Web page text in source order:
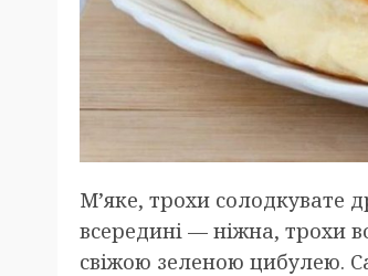
М’яке, трохи солодкувате
всередині — ніжна, трохи
свіжою зеленою цибулею.